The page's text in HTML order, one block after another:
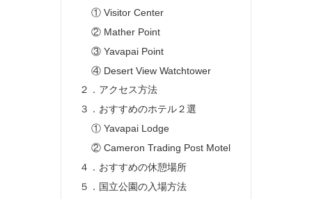
① Visitor Center
② Mather Point
③ Yavapai Point
④ Desert View Watchtower
２．アクセス方法
３．おすすめのホテル２選
① Yavapai Lodge
② Cameron Trading Post Motel
４．おすすめの休憩場所
５．国立公園の入場方法